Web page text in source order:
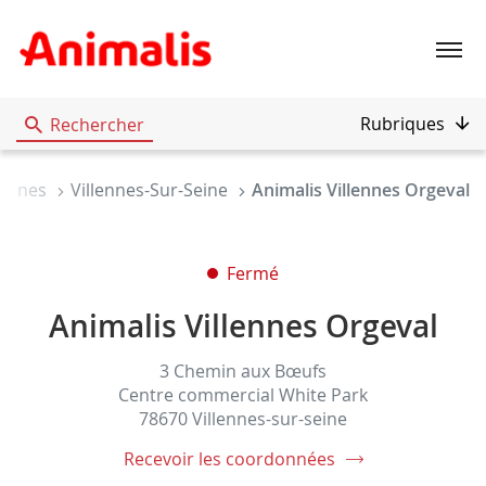
Menu
Rechercher Rubriques
Villennes-Sur-Seine Animalis Villennes Orgeval
Fermé
Animalis Villennes Orgeval
3 Chemin aux Bœufs
Centre commercial White Park
78670 Villennes-sur-seine
Recevoir les coordonnées
du